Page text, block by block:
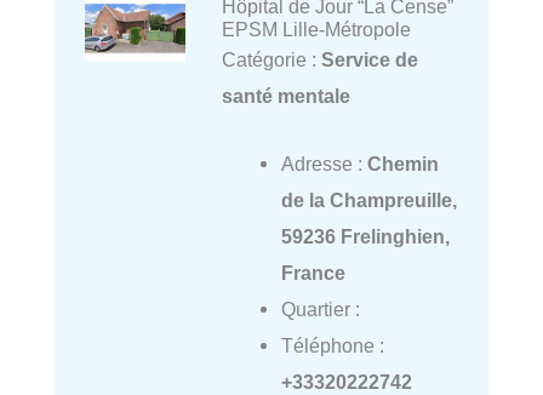
Hôpital de Jour “La Cense”
EPSM Lille-Métropole
Catégorie : Service de
santé mentale
Adresse : Chemin
de la Champreuille,
59236 Frelinghien,
France
Quartier :
Téléphone :
+33320222742